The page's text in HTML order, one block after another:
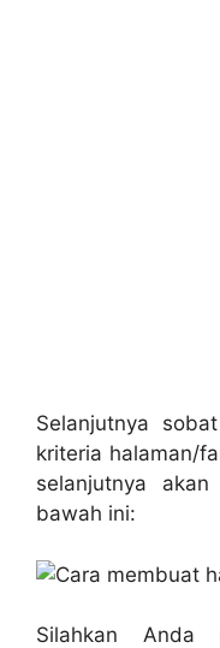
Selanjutnya
kriteria halaman/
selanjutnya
bawah ini:
Silahkan Anda